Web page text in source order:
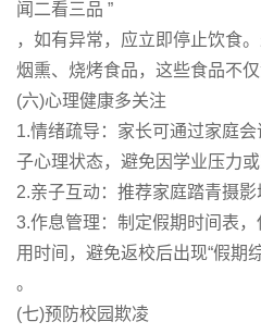
闻二看三品 ”
，如有异常，应立即停止饮食。
烟熏、烧烤食品，这些食品不
(六)心理健康多关注
1.情绪疏导：家长可通过家庭
子心理状态，避免因学业压力
2.亲子互动：推荐家庭踏青摄影
3.作息管理：制定假期时间表
用时间，避免返校后出现“假期
。
(七)预防校园欺凌